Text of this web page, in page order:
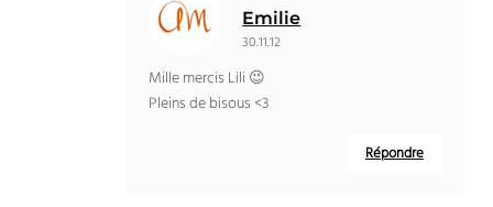
Emilie
30.11.12
Mille mercis Lili 😉
Pleins de bisous <3
Répondre